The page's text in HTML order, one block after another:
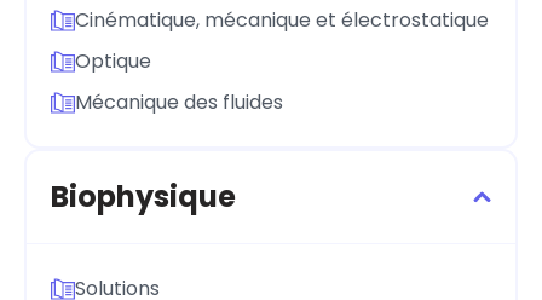
Cinématique, mécanique et électrostatique
Optique
Mécanique des fluides
Biophysique
Solutions